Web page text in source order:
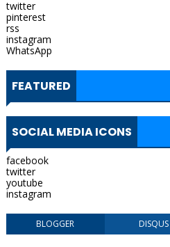
twitter
pinterest
rss
instagram
WhatsApp
FEATURED
SOCIAL MEDIA ICONS
facebook
twitter
youtube
instagram
BLOGGER DISQUS